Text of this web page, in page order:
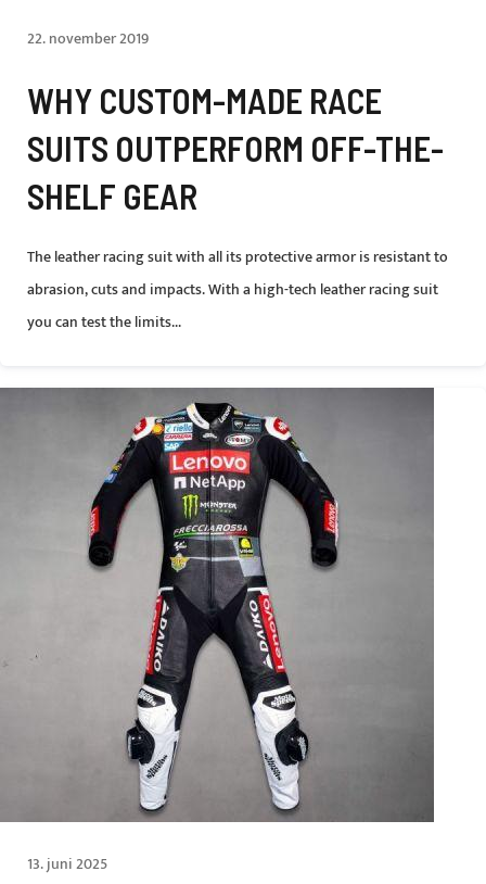
22. november 2019
WHY CUSTOM-MADE RACE
SUITS OUTPERFORM OFF-THE-
SHELF GEAR
The leather racing suit with all its protective armor is resistant to
abrasion, cuts and impacts. With a high-tech leather racing suit
you can test the limits...
13. juni 2025